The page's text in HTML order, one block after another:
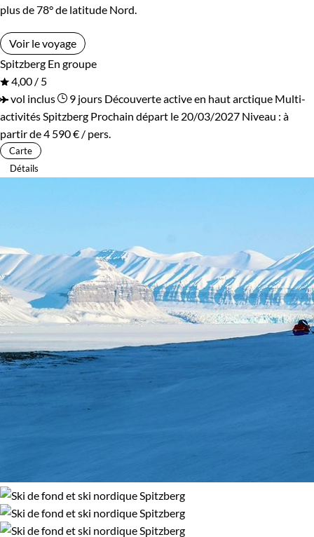
plus de 78° de latitude Nord.
Voir le voyage
Spitzberg En groupe
4,00 / 5
vol inclus
9 jours Découverte active en haut arctique Multi-
activités Spitzberg Prochain départ le 20/03/2027 Niveau : à
partir de4 590 € / pers.
Carte
Détails